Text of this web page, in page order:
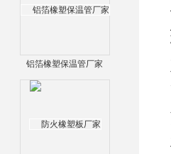
铝箔橡塑保温管厂家